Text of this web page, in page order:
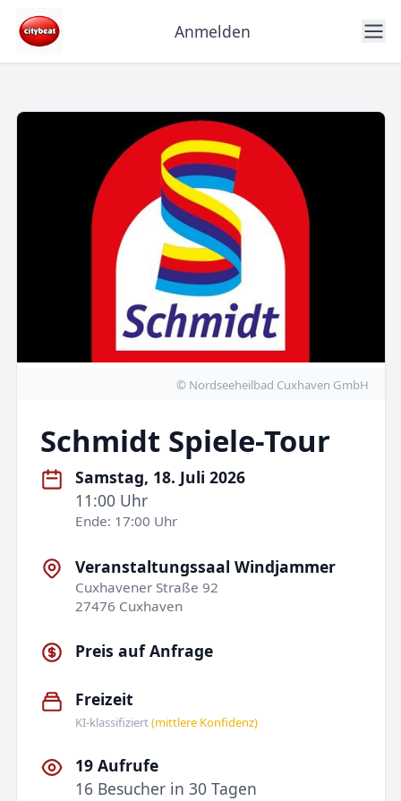
Anmelden
© Nordseeheilbad Cuxhaven GmbH
Schmidt Spiele-Tour
Samstag, 18. Juli 2026
11:00 Uhr
Ende: 17:00 Uhr
Veranstaltungssaal Windjammer
Cuxhavener Straße 92
27476 Cuxhaven
Preis auf Anfrage
Freizeit
KI-klassifiziert(mittlere Konfidenz)
19 Aufrufe
16 Besucher in 30 Tagen